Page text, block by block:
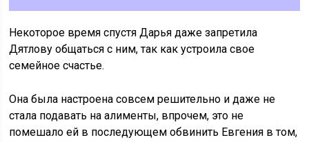
Некоторое время спустя Дарья даже запретила
Дятлову общаться с ним, так как устроила свое
семейное счастье.
Она была настроена совсем решительно и даже не
стала подавать на алименты, впрочем, это не
помешало ей в последующем обвинить Евгения в том,